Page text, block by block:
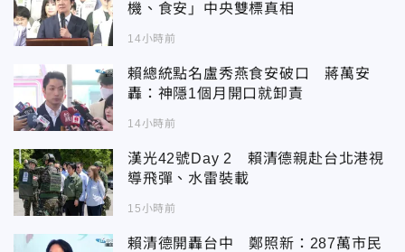
機、食安」中央雙標真相
14小時前
賴總統點名盧秀燕食安破口 蔣萬安
轟：神隱1個月開口就卸責
14小時前
漢光42號Day 2 賴清德親赴台北港視
導飛彈、水雷裝載
15小時前
賴清德開轟台中 鄭照新：287萬市民